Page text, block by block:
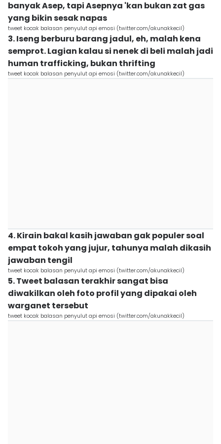
banyak Asep, tapi Asepnya 'kan bukan zat gas
yang bikin sesak napas
tweet kocak balasan penyulut api emosi (twitter.com/akunakkecil)
3. Iseng berburu barang jadul, eh, malah kena
semprot. Lagian kalau si nenek di beli malah jadi
human trafficking, bukan thrifting
tweet kocak balasan penyulut api emosi (twitter.com/akunakkecil)
4. Kirain bakal kasih jawaban gak populer soal
empat tokoh yang jujur, tahunya malah dikasih
jawaban tengil
tweet kocak balasan penyulut api emosi (twitter.com/akunakkecil)
5. Tweet balasan terakhir sangat bisa
diwakilkan oleh foto profil yang dipakai oleh
warganet tersebut
tweet kocak balasan penyulut api emosi (twitter.com/akunakkecil)